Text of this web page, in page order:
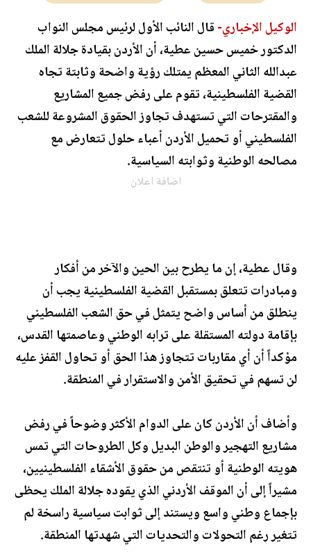
الوكيل الإخباري-قال النائب الأول لرئيس مجلس النواب
الدكتور خميس حسين عطية، أن الأردن بقيادة جلالة الملك
عبدالله الثاني المعظم يمتلك رؤية واضحة وثابتة تجاه
القضية الفلسطينية، تقوم على رفض جميع المشاريع
والمقترحات التي تستهدف تجاوز الحقوق المشروعة للشعب
الفلسطيني أو تحميل الأردن أعباء حلول تتعارض مع
مصالحه الوطنية وثوابته السياسية.
اضافة اعلان
وقال عطية، إن ما يطرح بين الحين والآخر من أفكار
ومبادرات تتعلق بمستقبل القضية الفلسطينية يجب أن
ينطلق من أساس واضح يتمثل في حق الشعب الفلسطيني
بإقامة دولته المستقلة على ترابه الوطني وعاصمتها القدس،
مؤكداً أن أي مقاربات تتجاوز هذا الحق أو تحاول القفز عليه
لن تسهم في تحقيق الأمن والاستقرار في المنطقة.
وأضاف أن الأردن كان على الدوام الأكثر وضوحاً في رفض
مشاريع التهجير والوطن البديل وكل الطروحات التي تمس
هويته الوطنية أو تنتقص من حقوق الأشقاء الفلسطينيين،
مشيراً إلى أن الموقف الأردني الذي يقوده جلالة الملك يحظى
بإجماع وطني واسع ويستند إلى ثوابت سياسية راسخة لم
تتغير رغم التحولات والتحديات التي شهدتها المنطقة.